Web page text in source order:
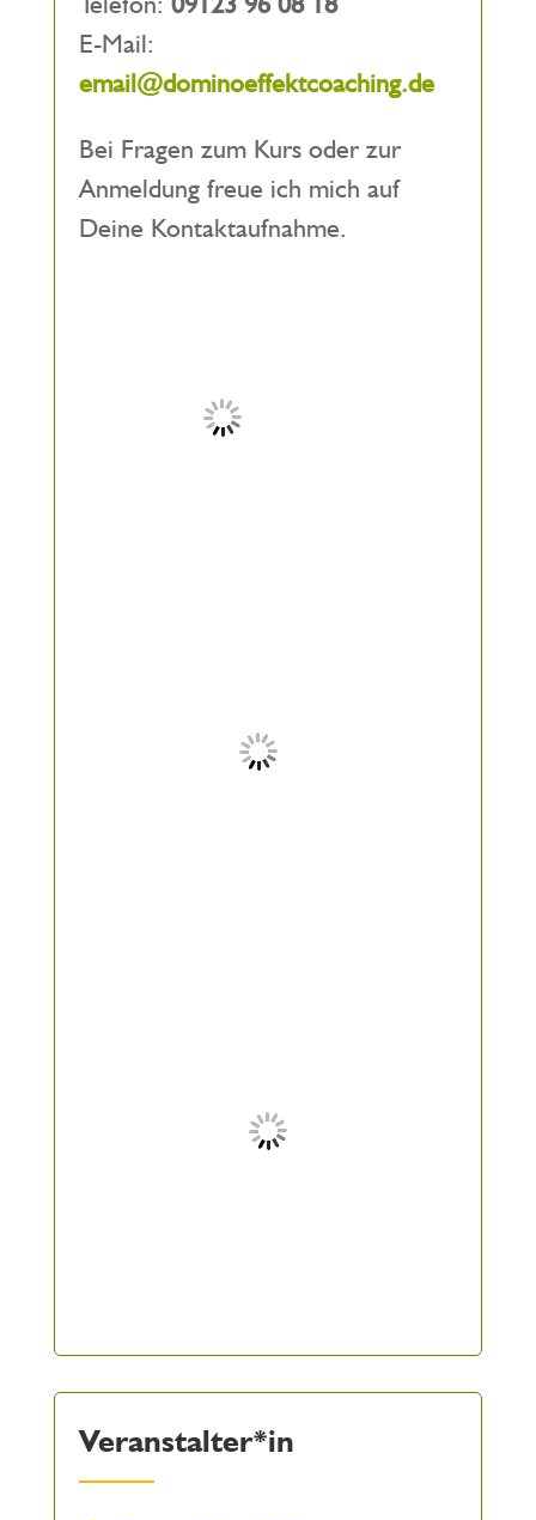
E-Mail:
email@dominoeffektcoaching.de
Bei Fragen zum Kurs oder zur
Anmeldung freue ich mich auf
Deine Kontaktaufnahme.
Veranstalter*in